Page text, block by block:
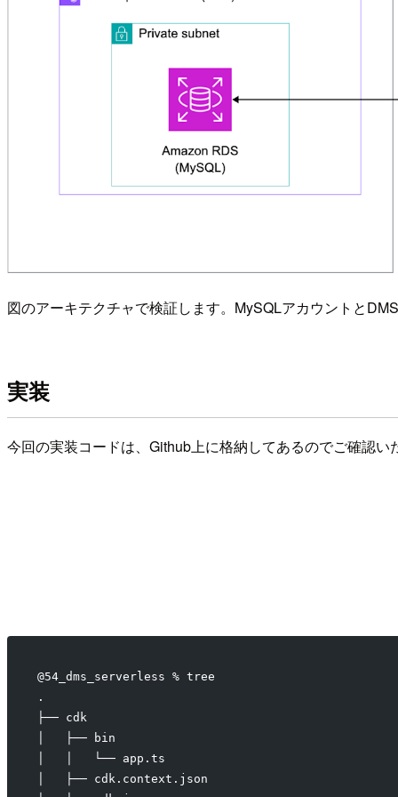
図のアーキテクチャで検証します。MySQLアカウントと
実装
今回の実装コードは、Github上に格納してあるのでご確認
@54_dms_serverless % tree
.
├── cdk
│   ├── bin
│   │   └── app.ts
│   ├── cdk.context.json